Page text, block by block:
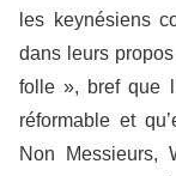
les keynésiens
dans leurs
folle », bref que
réformable et
Non Messieurs,